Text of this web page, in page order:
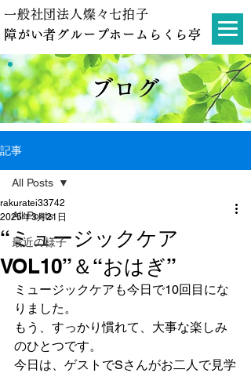
一般社団法人燦々七拍子
障がい者グループホームらくら亭
ブログ
記事
All Posts
最近の様子
All Posts
“ミュージックケア
VOL10”＆“おはぎ”
rakuratei33742
2025年3月21日
ミュージックケアも今日で10回目にな
りました。
もう、すっかり慣れて、大事な楽しみ
のひとつです。
今日は、ゲストでSさんがお二人で見学